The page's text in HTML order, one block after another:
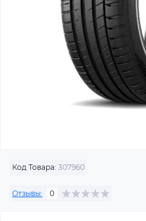
Код Товара: 307960
Отзывы: 0